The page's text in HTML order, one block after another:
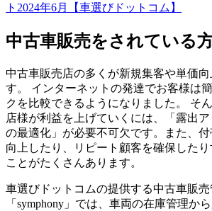
ト2024年6月【車選びドットコム】
中古車販売をされている
中古車販売店の多くが新規集客や単価向
す。 インターネットの発達でお客様は
クを比較できるようになりました。 そ
店様が利益を上げていくには、「露出
の最適化」が必要不可欠です。また、
向上したり、リピート顧客を確保した
ことがたくさんあります。
車選びドットコムの提供する中古車販
「symphony」では、車両の在庫管理か